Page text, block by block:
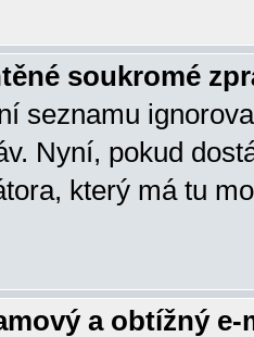
soukromé
seznamu
Nyní, pokud
který má tu
a obtížný